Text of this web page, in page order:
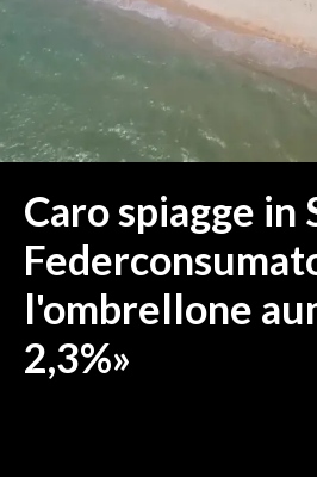
NUORO E PROVINCIA
AGENDA
ITALIA
MONDO
POLITICA
ECONOMIA
Caro spiagge in
l'ombrellone
2,3%»